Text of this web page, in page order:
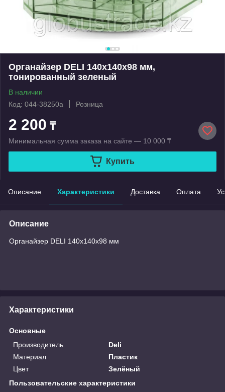
Органайзер DELI 140х140х98 мм,
тонированный зеленый
В наличии
Код: 044-38250а
Розница
2 200 ₸
Минимальная сумма заказа на сайте — 10 000 ₸
Купить
Описание Характеристики Доставка Оплата
Описание
Органайзер DELI 140х140х98 мм
Характеристики
Основные
Производитель
Deli
Материал
Пластик
Цвет
Зелёный
Пользовательские характеристики